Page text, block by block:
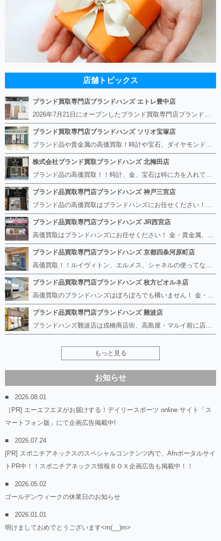
店舗トピックス
ブランド買取専門店ブランドハンズ エトレ豊中店
2026年7月21日にオープンしたブランド買取専門店ブランドハンズ エトレ豊中店です。 阪急豊中駅直結のショッピングモール エトレとよなかの１階に店舗がございます。 金・貴金属、ブランド品、時計、宝石などその他ブランド食器や美容機器、ブランド香水や化粧品などの取り扱いもございます。 熟練の鑑定士が親切・丁寧に接客、査定をさせていただきます。 査定だけでもOK。お気軽にご来店下さいませ！
ブランド買取専門店ブランドハンズ ソリオ宝塚店
ブランド品や貴金属の高価買取！時計や宝石、ダイヤモンドなど家に眠っているものがあったら捨てる前にブランドハンズへお越しください。 査定料は無料、お値段が付くものかお調べいたします！ 宅配買取もありますので使っていない古いルイヴィトンのバッグや財布、壊れているオメガの時計、千切れている金のネックレスや指輪、小型家電も取り扱っておりますのでお気軽にご利用下さい☆ その他ブランド食器、銀シルバー製品、美容機器、脱毛器、スマホなど幅広く取り扱っております！
株式会社ブランド買取ブランドハンズ 北梅田店
ブランド品の高価買取！！時計、金、宝石は特に力を入れています！ ルイヴィトン、シャネル、ロレックス、エルメスはもちろん、グッチ、プラダ、セリーヌ、フェンディなどなど、 その他ブランド食器、銀シルバー製品、美容機器、脱毛器、スマホなど幅広く取り扱っているので まずは無料査定にお越しください！ 手数料は全て無料！全国対応の宅配買取も行っておりますのでお気軽にご連絡下さい！
ブランド品買取専門店ブランドハンズ 神戸三宮店
ブランド品の高価買取はブランドハンズにお任せください！！ 高騰し続けている金・貴金属はもちろん、ルイヴィトン、エルメス、シャネル、ロレックスは特に力を入れております。 その他ブランド食器、銀シルバー製品、美容機器、脱毛器、スマホなど幅広く取り扱っております！ 鑑定士は経験豊富で親切丁寧な対応を心がけております。 鑑定書がないものでもしっかり見させて頂きます。
ブランド品買取専門店ブランドハンズ JR西宮店
高価買取はブランドハンズにお任せください！ 金・貴金属、ルイヴィトン、エルメス、シャネル、ロレックスは特に力を入れておりますが、 他店で断られたボロボロになったバッグや財布、壊れたブランド品、時計、千切れた貴金属もお買取り可能です。 経験豊富な鑑定士が宝石やダイヤモンドの鑑定書がないものでもしっかり見させて頂きます。 その他ブランド食器、銀シルバー製品、美容機器、脱毛器、スマホなど幅広く取り扱っております！ 是非お気軽にお越しください。
ブランド品買取専門店ブランドハンズ 京都四条河原町店
高価買取！！ルイヴィトン、エルメス、シャネルの使ってないものなど ブランドハンズならボロボロでも構いません。 他店に断られたものも当店ならお買取り可能です！ ロレックスやフェンディ、グッチも大歓迎です！ ブランド品や貴金属、時計、宝石、ダイヤモンドは特に高価買取ですのでお査定だけでもお待ちしております。
ブランド品買取専門店ブランドハンズ 枚方ビオルネ店
高価買取のブランドハンズはぼろぼろでも構いません！ 金・貴金属、ルイヴィトンやエルメス、シャネルの使ってないものはございませんか？ 他店に断られたものも当店ならお買取り可能です！ ロレックスやフェンディ、グッチも大歓迎！ ブランド品や貴金属、時計、宝石、ダイヤモンドは特に高価買取ですがブランド食器、スマホ、美容機器、銀製品など幅広く取り扱っております。
ブランド品買取専門店ブランドハンズ 難波店
ブランドハンズ難波店は戎橋商店街、高島屋・マルイ前に店舗があります！ ボロボロのルイヴィトン、エルメス、シャネルも高価買取！！ ぼろぼろのものでもブランドハンズなら高くお買取り致します！ ブランド香水や化粧品、動かない時計、ロレックスは特に高価買取です。 貴金属や宝石、ダイヤモンドの鑑定書がないものでもしっかり見させて頂きます。 是非お気軽にお越しください。
もっと見る
お知らせ
2026.08.01
［PR] エーエフエヌがお届けする！デイリースポーツ online サイト「ス
マートフォン版」にて企画広告掲載中!
2026.07.24
[PR] スポニチアネックスのスペシャルコンテンツ内で、Afnポータルサイ
トPR中！！スポニチアネックス情報ＢＯＸ企画広告も掲載中！！
2026.05.02
ゴールデンウィークの休業日のお知らせ
2026.01.01
明けましておめでとうございます<m(__)m>